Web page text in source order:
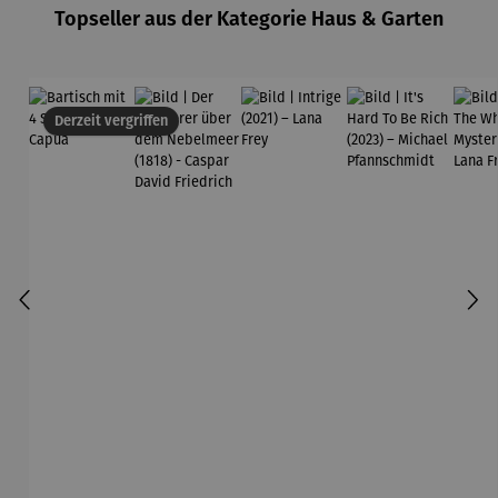
Topseller aus der Kategorie Haus & Garten
Derzeit vergriffen